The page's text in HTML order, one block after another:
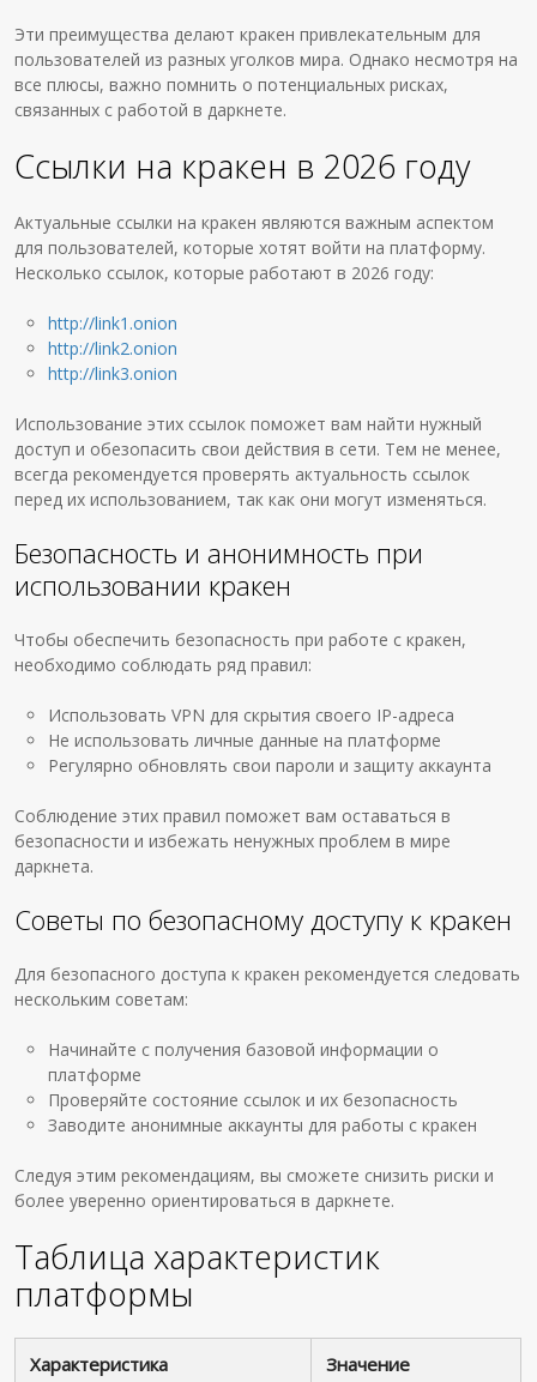
Эти преимущества делают кракен привлекательным для
пользователей из разных уголков мира. Однако несмотря на
все плюсы, важно помнить о потенциальных рисках,
связанных с работой в даркнете.
Ссылки на кракен в 2026 году
Актуальные ссылки на кракен являются важным аспектом
для пользователей, которые хотят войти на платформу.
Несколько ссылок, которые работают в 2026 году:
http://link1.onion
http://link2.onion
http://link3.onion
Использование этих ссылок поможет вам найти нужный
доступ и обезопасить свои действия в сети. Тем не менее,
всегда рекомендуется проверять актуальность ссылок
перед их использованием, так как они могут изменяться.
Безопасность и анонимность при
использовании кракен
Чтобы обеспечить безопасность при работе с кракен,
необходимо соблюдать ряд правил:
Использовать VPN для скрытия своего IP-адреса
Не использовать личные данные на платформе
Регулярно обновлять свои пароли и защиту аккаунта
Соблюдение этих правил поможет вам оставаться в
безопасности и избежать ненужных проблем в мире
даркнета.
Советы по безопасному доступу к кракен
Для безопасного доступа к кракен рекомендуется следовать
нескольким советам:
Начинайте с получения базовой информации о
платформе
Проверяйте состояние ссылок и их безопасность
Заводите анонимные аккаунты для работы с кракен
Следуя этим рекомендациям, вы сможете снизить риски и
более уверенно ориентироваться в даркнете.
Таблица характеристик
платформы
Характеристика Значение